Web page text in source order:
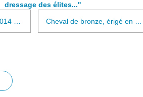
dressage des élites...''